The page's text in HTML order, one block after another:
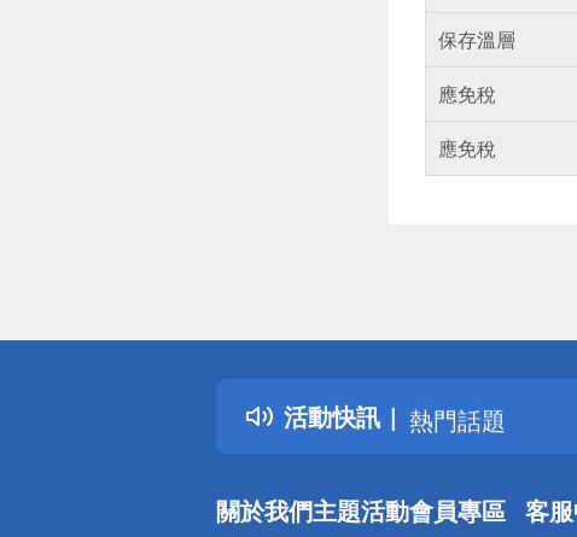
保存溫層
應免稅
應免稅
活動快訊
詐騙網頁！請
得獎公告
熱門話題
銀行優惠
詐騙網頁！請
關於我們主題活動會員專區 客